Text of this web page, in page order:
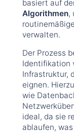
basiert auf
Algorithmen,
verwalten.
Der Prozess
Identifikation
Infrastruktur,
eignen.
wie
ideal, da sie
ablaufen,